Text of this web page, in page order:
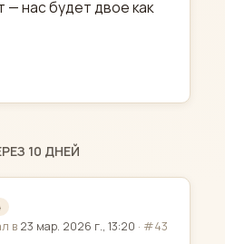
— нас будет двое как
10 ДНЕЙ
в 23 мар. 2026 г., 13:20 · #43